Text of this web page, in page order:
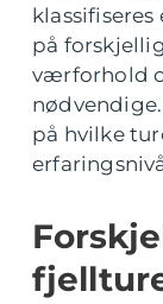
på
værforhold
på hvilke